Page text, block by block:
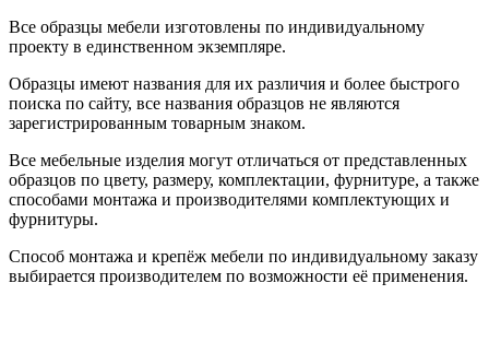
Все образцы мебели изготовлены по индивидуальному
проекту в единственном экземпляре.
Образцы имеют названия для их различия и более быстрого
поиска по сайту, все названия образцов не являются
зарегистрированным товарным знаком.
Все мебельные изделия могут отличаться от представленных
образцов по цвету, размеру, комплектации, фурнитуре, а также
способами монтажа и производителями комплектующих и
фурнитуры.
Способ монтажа и крепёж мебели по индивидуальному заказу
выбирается производителем по возможности её применения.